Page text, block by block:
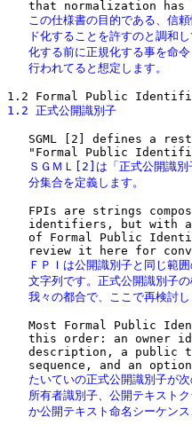
この仕様書の目的である、信
ド化することを許すのと調和
化する前に正規化する事を命
   行われてると想定します。
1.2 正式公開識別子
SGML [2] defines a
ＳＧＭＬ[2]は「正式公開識別
   分集合を定義します。
FPIs are strings
identifiers, but with
of Formal Public
ＦＰＩは公開識別子と同じ範
文字列です。正式公開識別子
我々の都合で、ここで再検討し
Most Formal Public
this order: an owner
description, a public
たいていの正式公開識別子が
所有者識別子、公開テキスト
か公開テキスト命名シーケンス